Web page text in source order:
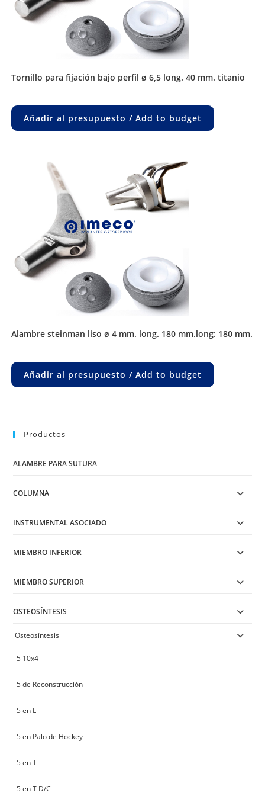
tornillo para fijación bajo perfil ø 6,5 long. 40 mm. titanio
Añadir al presupuesto / Add to budget
alambre steinman liso ø 4 mm. long. 180 mm.long: 180 mm.
Añadir al presupuesto / Add to budget
Productos
ALAMBRE PARA SUTURA
COLUMNA
INSTRUMENTAL ASOCIADO
MIEMBRO INFERIOR
MIEMBRO SUPERIOR
OSTEOSÍNTESIS
Osteosíntesis
5 10x4
5 de Reconstrucción
5 en L
5 en Palo de Hockey
5 en T
5 en T D/C